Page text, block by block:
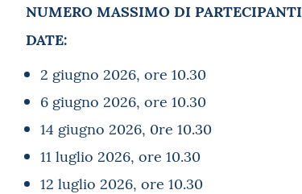
NUMERO MASSIMO DI PARTECIPANTI
DATE:
2 giugno 2026, ore 10.30
6 giugno 2026, ore 10.30
14 giugno 2026, 0re 10.30
11 luglio 2026, ore 10.30
12 luglio 2026, ore 10.30